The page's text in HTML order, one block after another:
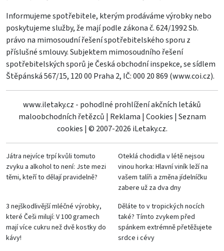
Informujeme spotřebitele, kterým prodáváme výrobky nebo
poskytujeme služby, že mají podle zákona č. 624/1992 Sb.
právo na mimosoudní řešení spotřebitelského sporu z
příslušné smlouvy. Subjektem mimosoudního řešení
spotřebitelských sporů je Česká obchodní inspekce, se sídlem
Štěpánská 567/15, 120 00 Praha 2, IČ: 000 20 869 (www.coi.cz).
www.iletaky.cz - pohodlné prohlížení akčních letáků
maloobchodních řetězců | Reklama | Cookies | Seznam
cookies | © 2007-2026 iLetaky.cz.
Játra nejvíce trpí kvůli tomuto
zvyku a alkohol to není: Jste mezi
těmi, kteří to dělají pravidelně?
Oteklá chodidla v létě nejsou
vinou horka: Hlavní viník leží na
vašem talíři a změna jídelníčku
zabere už za dva dny
3 nejškodlivější mléčné výrobky,
které Češi milují: V 100 gramech
mají více cukru než dvě kostky do
kávy!
Děláte to v tropických nocích
také? Tímto zvykem před
spánkem extrémně přetěžujete
srdce i cévy